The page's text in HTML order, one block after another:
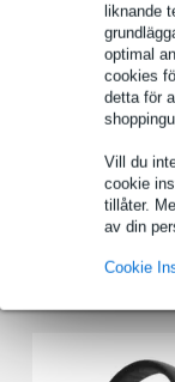
liknande
optimal
cookies
detta för
Vill du
cookie
tillåter.
av din
Cookie
från 1
Innox flight case
modell: hattfodral
material: 9 mm
Fullständiga